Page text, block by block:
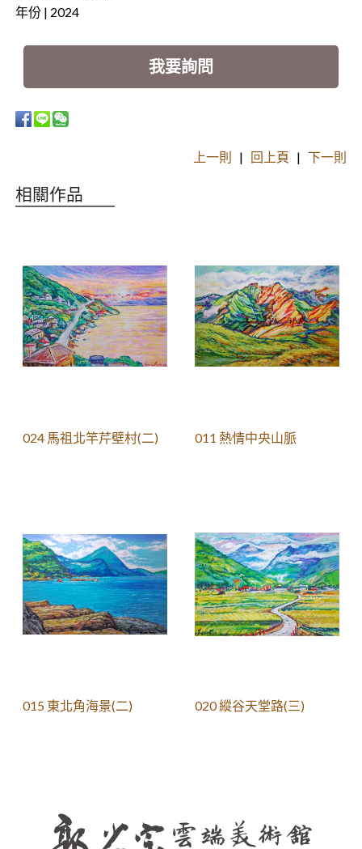
年份 | 2024
我要詢問
上一則 | 回上頁 |下一則
相關作品
024 馬祖北竿芹壁村(二) 011 熱情中央山脈
015 東北角海景(二) 020 縱谷天堂路(三)